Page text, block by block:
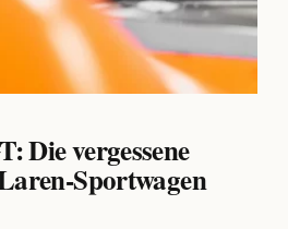
Die vergessene
Sportwagen